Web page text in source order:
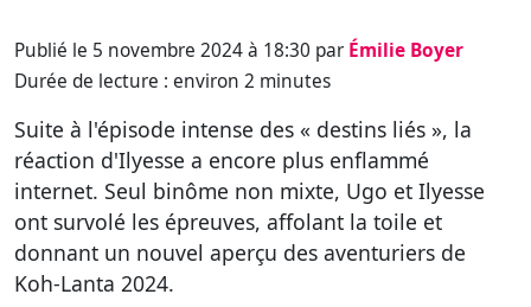
Publié le 5 novembre 2024 à 18:30 par Émilie Boyer
Durée de lecture : environ 2 minutes
Suite à l'épisode intense des « destins liés », la
réaction d'Ilyesse a encore plus enflammé
internet. Seul binôme non mixte, Ugo et Ilyesse
ont survolé les épreuves, affolant la toile et
donnant un nouvel aperçu des aventuriers de
Koh-Lanta 2024.